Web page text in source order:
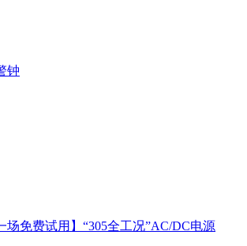
钟
场免费试用】“305全工况”AC/DC电源